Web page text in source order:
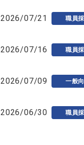
2026/07/21 職員
2026/07/16 職員
2026/07/09 一般
2026/06/30 職員